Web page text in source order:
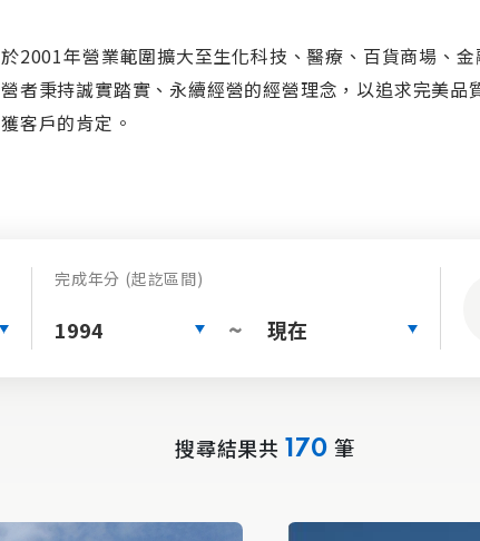
於2001年營業範圍擴大至生化科技、醫療、百貨商場、
營者秉持誠實踏實、永續經營的經營理念，以追求完美品
獲客戶的肯定。
完成年分 (起訖區間)
1994 ~ 現在
搜尋結果共 170 筆